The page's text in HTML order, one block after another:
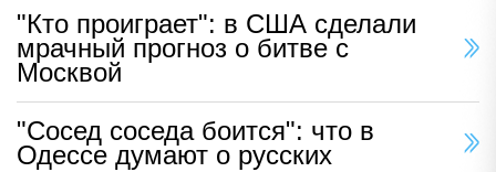
"Кто проиграет": в США сделали
мрачный прогноз о битве с
Москвой
"Сосед соседа боится": что в
Одессе думают о русских